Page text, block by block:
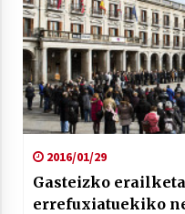
2016/01/29
Gasteizko
errefuxiatuekiko